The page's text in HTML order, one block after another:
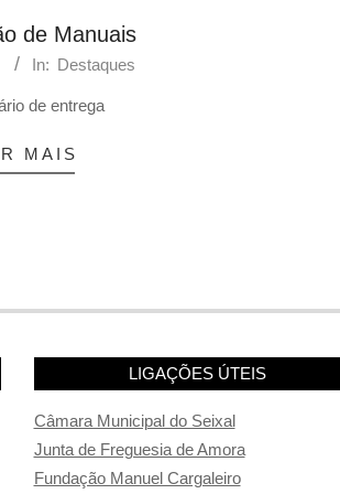
de Manuais
In: Destaques
de entrega
MAIS
LIGAÇÕES ÚTEIS
Câmara Municipal do Seixal
Junta de Freguesia de Amora
Fundação Manuel Cargaleiro